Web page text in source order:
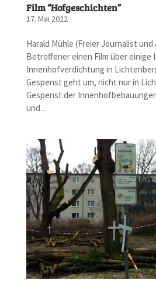
Film “Hofgeschichten”
17. Mai 2022
Harald Mühle (Freier Journalist
Betroffener einen Film über einige
Innenhofverdichtung in
Gespenst geht um, nicht nur in
Gespenst der
und...